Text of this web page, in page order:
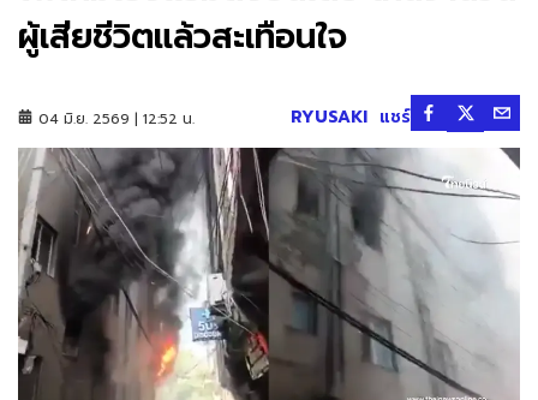
ผู้เสียชีวิตแล้วสะเทือนใจ
04 มิ.ย. 2569 | 12:52 น. RYUSAKI แชร์